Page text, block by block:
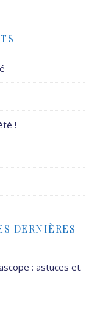
!
DERNIÈRES
: astuces et